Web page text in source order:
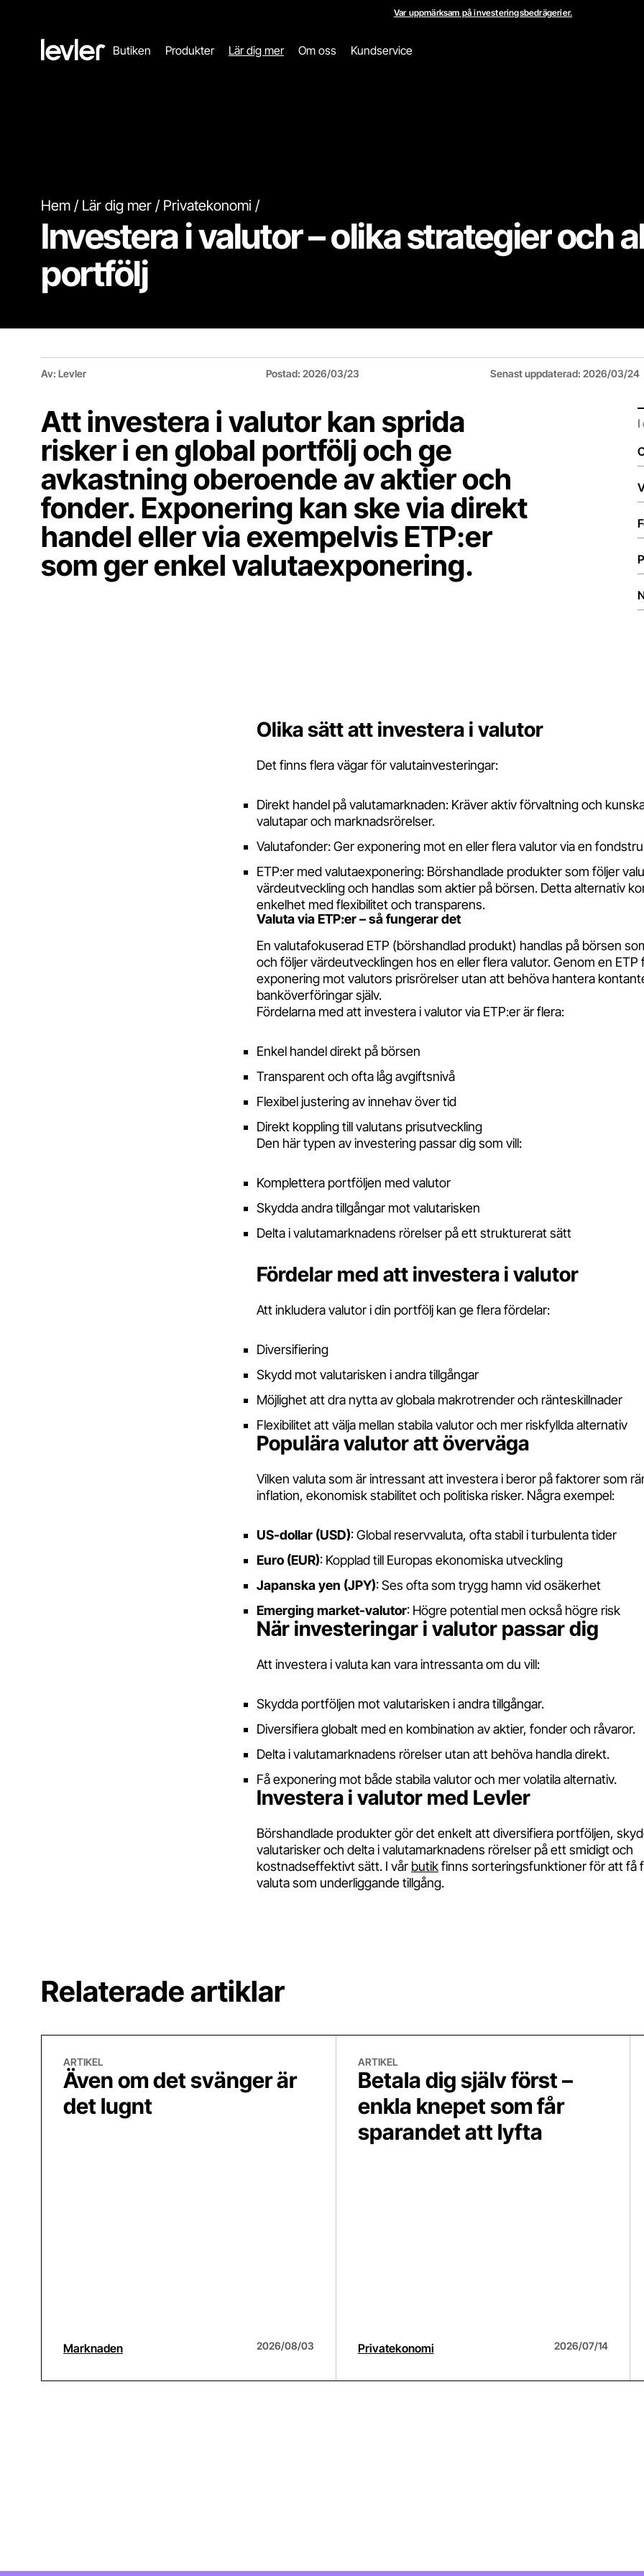
Var uppmärksam på investeringsbedrägerier.
Header.toStartPagee
Butiken Produkter Lär dig mer Om oss Kundservice
Hem Lär dig mer Privatekonomi
Investera i valutor – olika strategier och
portfölj
Av: Levler Postad: 2026/03/23 Senast uppdaterad: 2026/03/24
Att investera i valutor kan sprida
risker i en global portfölj och ge
avkastning oberoende av aktier och
fonder. Exponering kan ske via direkt
handel eller via exempelvis ETP:er
som ger enkel valutaexponering.
I
Olika sätt att investera i valutor
Det finns flera vägar för valutainvesteringar:
Direkt handel på valutamarknaden: Kräver aktiv förvaltning och
valutapar och marknadsrörelser.
Valutafonder: Ger exponering mot en eller flera valutor via en
ETP:er med valutaexponering: Börshandlade produkter som följer
värdeutveckling och handlas som aktier på börsen. Detta alternativ
enkelhet med flexibilitet och transparens.
Valuta via ETP:er – så fungerar det
En valutafokuserad ETP (börshandlad produkt) handlas på börsen
och följer värdeutvecklingen hos en eller flera valutor. Genom en ETP
exponering mot valutors prisrörelser utan att behöva hantera
banköverföringar själv.
Fördelarna med att investera i valutor via ETP:er är flera:
Enkel handel direkt på börsen
Transparent och ofta låg avgiftsnivå
Flexibel justering av innehav över tid
Direkt koppling till valutans prisutveckling
Den här typen av investering passar dig som vill:
Komplettera portföljen med valutor
Skydda andra tillgångar mot valutarisken
Delta i valutamarknadens rörelser på ett strukturerat sätt
Fördelar med att investera i valutor
Att inkludera valutor i din portfölj kan ge flera fördelar:
Diversifiering
Skydd mot valutarisken i andra tillgångar
Möjlighet att dra nytta av globala makrotrender och ränteskillnader
Flexibilitet att välja mellan stabila valutor och mer riskfyllda alternativ
Populära valutor att överväga
Vilken valuta som är intressant att investera i beror på faktorer som
inflation, ekonomisk stabilitet och politiska risker. Några exempel:
US-dollar (USD): Global reservvaluta, ofta stabil i turbulenta tider
Euro (EUR): Kopplad till Europas ekonomiska utveckling
Japanska yen (JPY): Ses ofta som trygg hamn vid osäkerhet
Emerging market-valutor: Högre potential men också högre risk
När investeringar i valutor passar dig
Att investera i valuta kan vara intressanta om du vill:
Skydda portföljen mot valutarisken i andra tillgångar.
Diversifiera globalt med en kombination av aktier, fonder och råvaror.
Delta i valutamarknadens rörelser utan att behöva handla direkt.
Få exponering mot både stabila valutor och mer volatila alternativ.
Investera i valutor med Levler
Börshandlade produkter gör det enkelt att diversifiera portföljen,
valutarisker och delta i valutamarknadens rörelser på ett smidigt och
kostnadseffektivt sätt. I vår butikfinns sorteringsfunktioner för att få
valuta som underliggande tillgång.
Relaterade artiklar
ARTIKEL
Även om det svänger är
det lugnt
Marknaden 2026/08/03
ARTIKEL
Betala dig själv först –
enkla knepet som får
sparandet att lyfta
Privatekonomi 2026/07/14